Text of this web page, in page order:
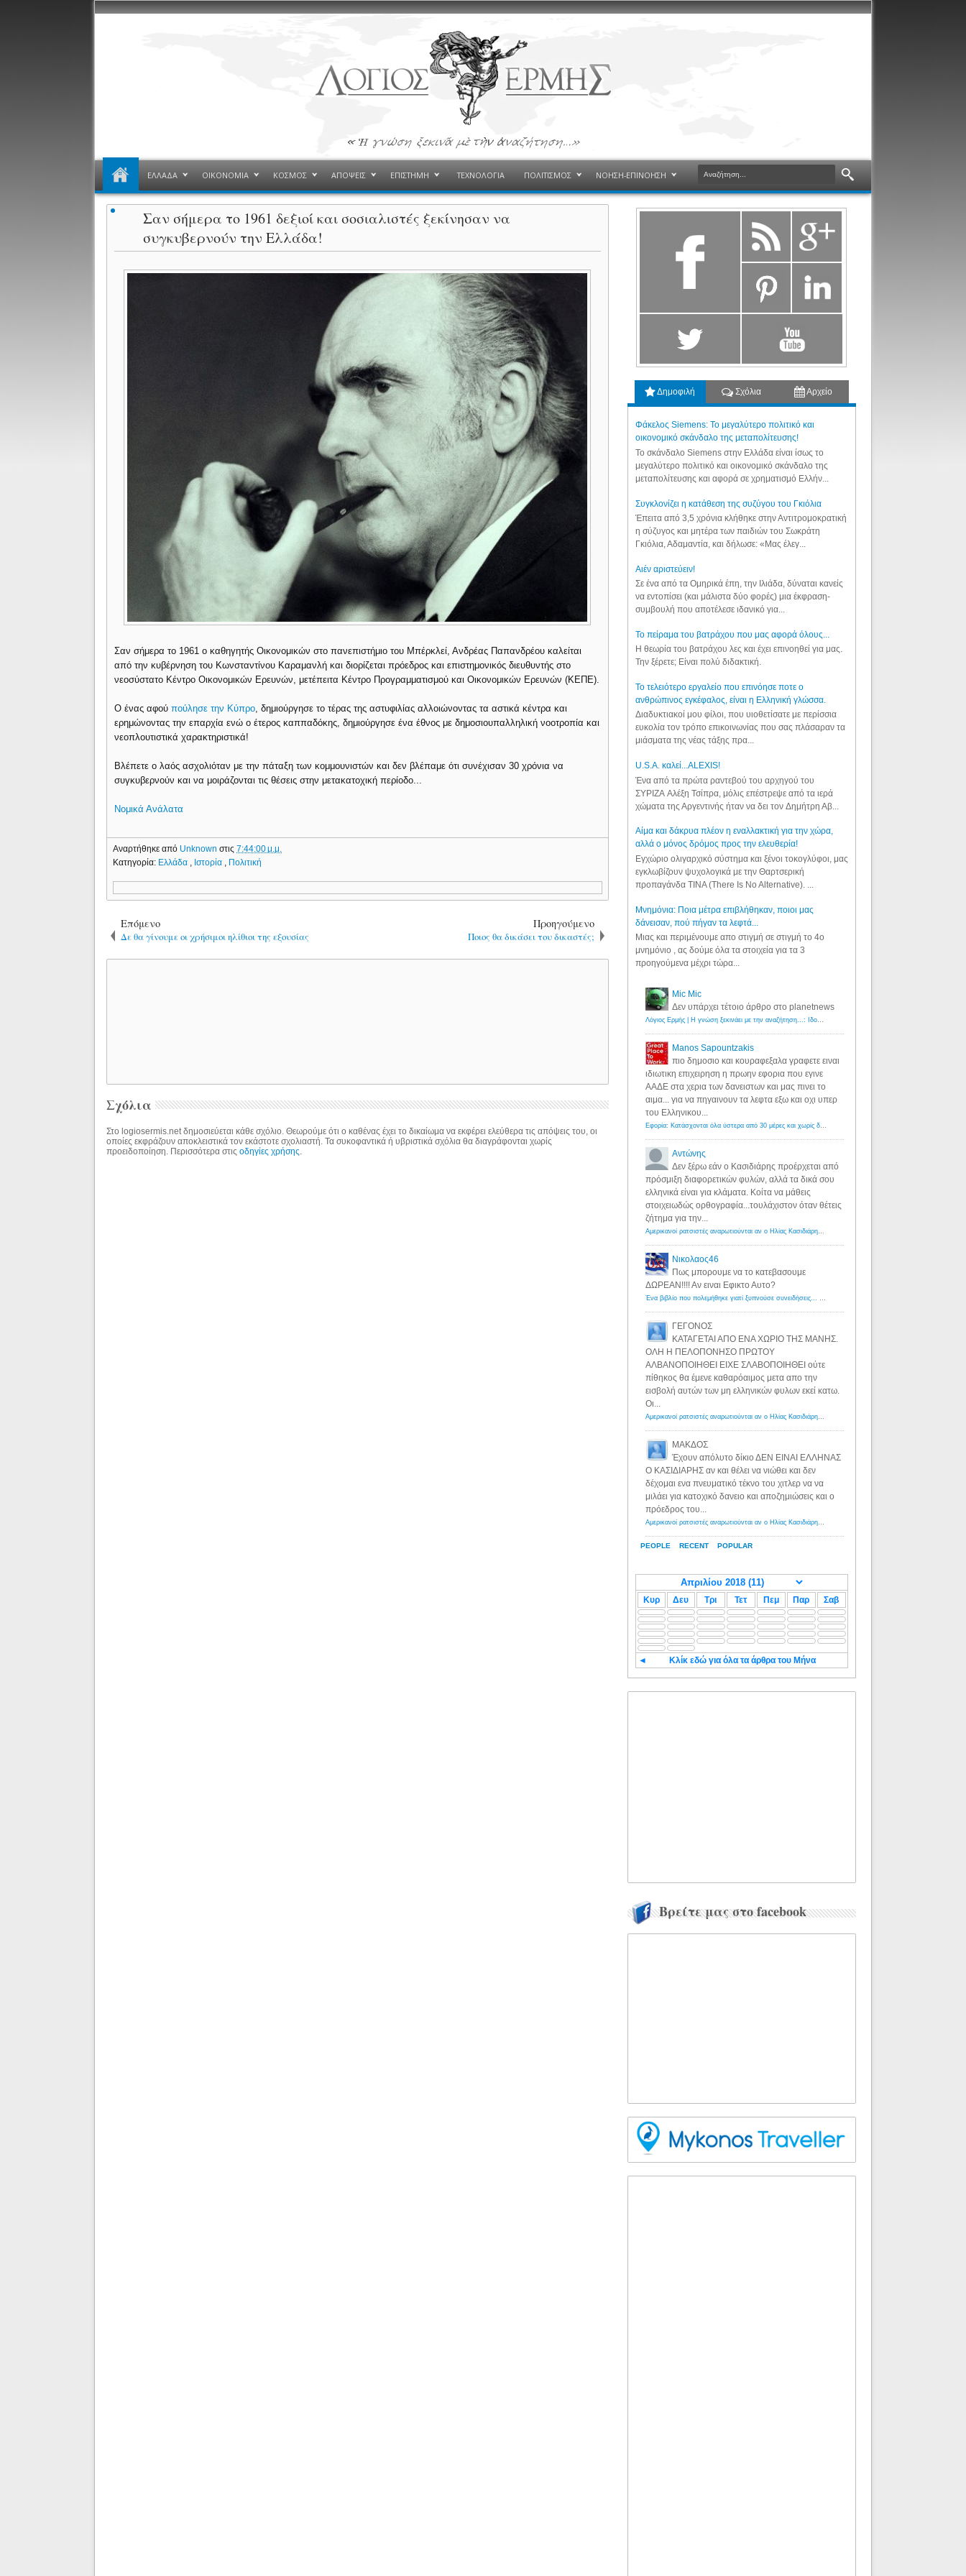
ΕΛΛΑΔΑ ΟΙΚΟΝΟΜΙΑ ΚΟΣΜΟΣ ΑΠΟΨΕΙΣ ΕΠΙΣΤΗΜΗ ΤΕΧΝΟΛΟΓΙΑ ΠΟΛΙΤΙΣΜΟΣ ΝΟΗΣΗ-ΕΠΙΝΟΗΣΗ
Σαν σήμερα το 1961 δεξιοί και σοσιαλιστές ξεκίνησαν να
συγκυβερνούν την Ελλάδα!
Σαν σήμερα το 1961 ο καθηγητής Οικονομικών στο πανεπιστήμιο του Μπέρκλεί, Ανδρέας Παπανδρέου καλείται
από την κυβέρνηση του Κωνσταντίνου Καραμανλή και διορίζεται πρόεδρος και επιστημονικός διευθυντής στο
νεοσύστατο Κέντρο Οικονομικών Ερευνών, μετέπειτα Κέντρο Προγραμματισμού και Οικονομικών Ερευνών (ΚΕΠΕ).
O ένας αφούπούλησε την Κύπρο , δημιούργησε το τέρας της αστυφιλίας αλλοιώνοντας τα αστικά κέντρα και
ερημώνοντας την επαρχία ενώ ο έτερος καππαδόκης, δημιούργησε ένα έθνος με δημοσιουπαλληλική νοοτροπία και
νεοπλουτιστικά χαρακτηριστικά!
Βλέπετε ο λαός ασχολιόταν με την πάταξη των κομμουνιστών και δεν βλέπαμε ότι συνέχισαν 30 χρόνια να
συγκυβερνούν και να μοιράζονται τις θέσεις στην μετακατοχική περίοδο...
Νομικά Ανάλατα
Αναρτήθηκε από Unknownστις7:44:00 μ.μ.
Κατηγορία: Ελλάδα , Ιστορία , Πολιτική
Επόμενο
Δε θα γίνουμε οι χρήσιμοι ηλίθιοι της εξουσίας
Προηγούμενο
Ποιος θα δικάσει του δικαστές;
Σχόλια
Στο logiosermis.net δημοσιεύεται κάθε σχόλιο. Θεωρούμε ότι ο καθένας έχει το δικαίωμα να εκφέρει ελεύθερα τις απόψεις του, οι
οποίες εκφράζουν αποκλειστικά τον εκάστοτε σχολιαστή. Τα συκοφαντικά ή υβριστικά σχόλια θα διαγράφονται χωρίς
προειδοποίηση. Περισσότερα στιςοδηγίες χρήσης.
Δημοφιλή Σχόλια Αρχείο
Φάκελος Siemens: Το μεγαλύτερο πολιτικό και
οικονομικό σκάνδαλο της μεταπολίτευσης!
Το σκάνδαλο Siemens στην Ελλάδα είναι ίσως το
μεγαλύτερο πολιτικό και οικονομικό σκάνδαλο της
μεταπολίτευσης και αφορά σε χρηματισμό Ελλήν...
Συγκλονίζει η κατάθεση της συζύγου του Γκιόλια
Έπειτα από 3,5 χρόνια κλήθηκε στην Αντιτρομοκρατική
η σύζυγος και μητέρα των παιδιών του Σωκράτη
Γκιόλια, Αδαμαντία, και δήλωσε: «Μας έλεγ...
Aιέν αριστεύειν!
Σε ένα από τα Ομηρικά έπη, την Ιλιάδα, δύναται κανείς
να εντοπίσει (και μάλιστα δύο φορές) μια έκφραση-
συμβουλή που αποτέλεσε ιδανικό για...
Το πείραμα του βατράχου που μας αφορά όλους...
Η θεωρία του βατράχου λες και έχει επινοηθεί για μας.
Την ξέρετε; Είναι πολύ διδακτική.
Το τελειότερο εργαλείο που επινόησε ποτε ο
ανθρώπινος εγκέφαλος, είναι η Ελληνική γλώσσα.
Διαδυκτιακοί μου φίλοι, που υιοθετίσατε με περίσσια
ευκολία τον τρόπο επικοινωνίας που σας πλάσαραν τα
μιάσματα της νέας τάξης πρα...
U.S.A. καλεί...ALEXIS!
Ένα από τα πρώτα ραντεβού του αρχηγού του
ΣΥΡΙΖΑ Αλέξη Τσίπρα, μόλις επέστρεψε από τα ιερά
χώματα της Αργεντινής ήταν να δει τον Δημήτρη Αβ...
Αίμα και δάκρυα πλέον η εναλλακτική για την χώρα,
αλλά ο μόνος δρόμος προς την ελευθερία!
Εγχώριο ολιγαρχικό σύστημα και ξένοι τοκογλύφοι, μας
εγκλωβίζουν ψυχολογικά με την Θαρτσερική
προπαγάνδα TINA (There Is No Alternative). ...
Μνημόνια: Ποια μέτρα επιβλήθηκαν, ποιοι μας
δάνεισαν, πού πήγαν τα λεφτά...
Μιας και περιμένουμε απο στιγμή σε στιγμή το 4ο
μνημόνιο , ας δούμε όλα τα στοιχεία για τα 3
προηγούμενα μέχρι τώρα...
PEOPLE RECENT POPULAR
Mic Mic
Δεν υπάρχει τέτοιο άρθρο στο planetnews
Λόγιος Ερμής | Η γνώση ξεκινάει με την αναζήτηση...: Ιδού οι 18 που χρωστούν 11 δις ευρώ!
Manos Sapountzakis
πιο δημοσιο και κουραφεξαλα γραφετε ειναι
ιδιωτικη επιχειρηση η πρωην εφορια που εγινε
ΑΑΔΕ στα χερια των δανειστων και μας πινει το
αιμα... για να πηγαινουν τα λεφτα εξω και οχι υπερ
του Ελληνικου...
Εφορία: Κατάσχονται όλα ύστερα από 30 μέρες και χωρίς δικαστικές αποφάσεις - Λόγιος Ερμής
Αντώνης
Δεν ξέρω εάν ο Κασιδιάρης προέρχεται από
πρόσμιξη διαφορετικών φυλών, αλλά τα δικά σου
ελληνικά είναι για κλάματα. Κοίτα να μάθεις
στοιχειωδώς ορθογραφία...τουλάχιστον όταν θέτεις
ζήτημα για την...
Αμερικανοί ρατσιστές αναρωτιούνται αν ο Ηλίας Κασιδιάρης ανήκει στη λευκή φυλή... - Λόγιος Ερμής
Νικολαος46
Πως μπορουμε να το κατεβασουμε
ΔΩΡΕΑΝ!!!! Αν ειναι Εφικτο Αυτο?
Ένα βιβλίο που πολεμήθηκε γιατί ξυπνούσε συνειδήσεις... - Λόγιος Ερμής | Η γνώση ξεκινάει με την αναζήτηση...
ΓΕΓΟΝΟΣ
ΚΑΤΑΓΕΤΑΙ ΑΠΟ ΕΝΑ ΧΩΡΙΟ ΤΗΣ ΜΑΝΗΣ.
ΟΛΗ Η ΠΕΛΟΠΟΝΗΣΟ ΠΡΩΤΟΥ
ΑΛΒΑΝΟΠΟΙΗΘΕΙ ΕΙΧΕ ΣΛΑΒΟΠΟΙΗΘΕΙ ούτε
πίθηκος θα έμενε καθαρόαιμος μετα απο την
εισβολή αυτών των μη ελληνικών φυλων εκεί κατω.
Οι...
Αμερικανοί ρατσιστές αναρωτιούνται αν ο Ηλίας Κασιδιάρης ανήκει στη λευκή φυλή... - Λόγιος Ερμής
ΜΑΚΔΟΣ
Έχουν απόλυτο δίκιο ΔΕΝ ΕΙΝΑΙ ΕΛΛΗΝΑΣ
Ο ΚΑΣΙΔΙΑΡΗΣ αν και θέλει να νιώθει και δεν
δέχομαι ενα πνευματικό τέκνο του χιτλερ να να
μιλάει για κατοχικό δανειο και αποζημιώσεις και ο
πρόεδρος του...
Αμερικανοί ρατσιστές αναρωτιούνται αν ο Ηλίας Κασιδιάρης ανήκει στη λευκή φυλή... - Λόγιος Ερμής
Κυρ Δευ Τρι Τετ Πεμ Παρ Σαβ
◄ Κλίκ εδώ για όλα τα άρθρα του Μήνα
Βρείτε μας στο facebook